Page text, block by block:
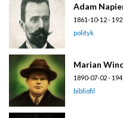
Adam
1861-10-12 -
polityk
Marian
1890-07-02 -
bibliofil